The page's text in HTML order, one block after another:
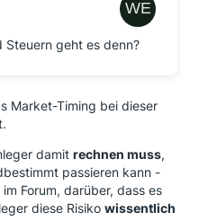
Steuern geht es denn?
Market-Timing bei dieser
damit rechnen muss,
passieren kann -
Forum, darüber, dass es
diese Risiko wissentlich